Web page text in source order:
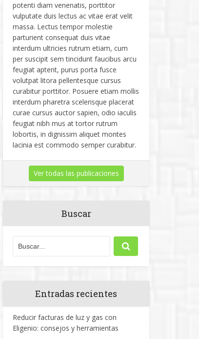
potenti diam venenatis, porttitor
vulputate duis lectus ac vitae erat velit
massa. Lectus tempor molestie
parturient consequat duis vitae
interdum ultricies rutrum etiam, cum
per suscipit sem tincidunt faucibus arcu
feugiat aptent, purus porta fusce
volutpat litora pellentesque cursus
curabitur porttitor. Posuere etiam mollis
interdum pharetra scelerisque placerat
curae cursus auctor sapien, odio iaculis
feugiat nibh mus at tortor rutrum
lobortis, in dignissim aliquet montes
lacinia est commodo semper curabitur.
Ver todas las publicaciones
Buscar
Entradas recientes
Reducir facturas de luz y gas con
Eligenio: consejos y herramientas